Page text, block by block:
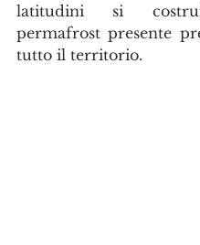
latitudini si
permafrost presente
tutto il territorio.